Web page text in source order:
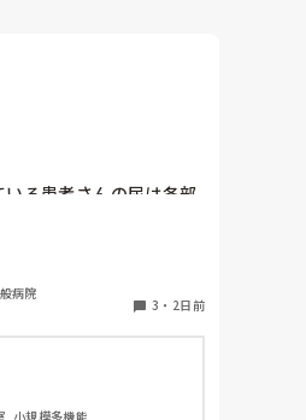
る患者さんの尿は各部
が、感染予防上汚物処
持っていくという非効
人数は10人近くになる
復する形に。結果尿破棄
て破棄していき最後ま
のでその方法はダメな
病院
3 ・ 2日前
小規模多機能